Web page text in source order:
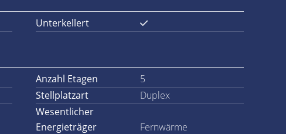
Unterkellert
Anzahl Etagen
5
Stellplatzart Duplex
Wesentlicher
Energieträger
Fernwärme